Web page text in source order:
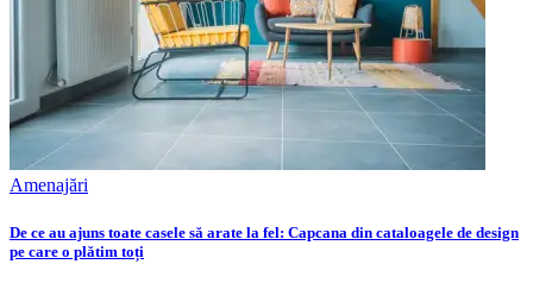
Amenajări
De ce au ajuns toate casele să arate la fel: Capcana din cataloagele de design
pe care o plătim toți